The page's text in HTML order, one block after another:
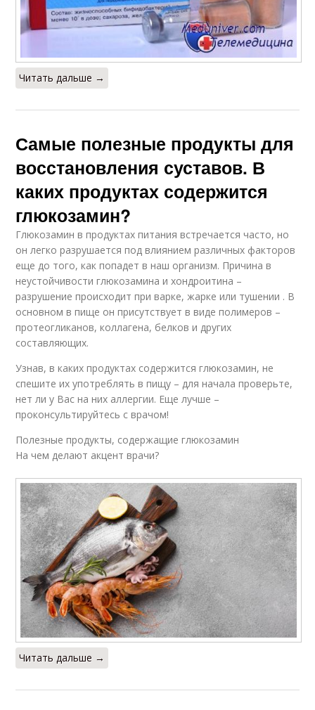
Читать дальше →
Самые полезные продукты для
восстановления суставов. В
каких продуктах содержится
глюкозамин?
Глюкозамин в продуктах питания встречается часто, но
он легко разрушается под влиянием различных факторов
еще до того, как попадет в наш организм. Причина в
неустойчивости глюкозамина и хондроитина –
разрушение происходит при варке, жарке или тушении . В
основном в пище он присутствует в виде полимеров –
протеогликанов, коллагена, белков и других
составляющих.
Узнав, в каких продуктах содержится глюкозамин, не
спешите их употреблять в пищу – для начала проверьте,
нет ли у Вас на них аллергии. Еще лучше –
проконсультируйтесь с врачом!
Полезные продукты, содержащие глюкозамин
На чем делают акцент врачи?
Читать дальше →